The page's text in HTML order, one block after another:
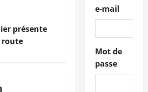
présente
route
e-mail
Mot de
passe